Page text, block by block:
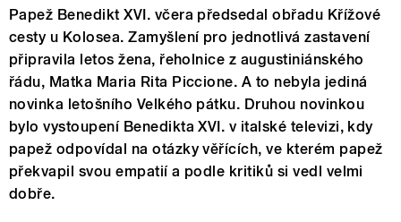
Papež Benedikt XVI. včera předsedal obřadu Křížové
cesty u Kolosea. Zamyšlení pro jednotlivá zastavení
připravila letos žena, řeholnice z augustiniánského
řádu, Matka Maria Rita Piccione. A to nebyla jediná
novinka letošního Velkého pátku. Druhou novinkou
bylo vystoupení Benedikta XVI. v italské televizi, kdy
papež odpovídal na otázky věřících, ve kterém papež
překvapil svou empatií a podle kritiků si vedl velmi
dobře.